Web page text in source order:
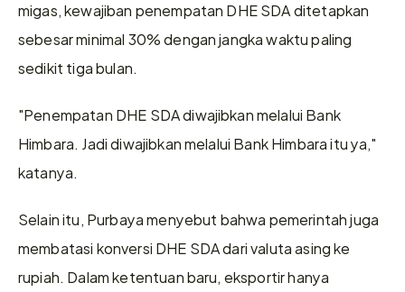
migas, kewajiban penempatan DHE SDA ditetapkan
sebesar minimal 30% dengan jangka waktu paling
sedikit tiga bulan.
"Penempatan DHE SDA diwajibkan melalui Bank
Himbara. Jadi diwajibkan melalui Bank Himbara itu ya,"
katanya.
Selain itu, Purbaya menyebut bahwa pemerintah juga
membatasi konversi DHE SDA dari valuta asing ke
rupiah. Dalam ketentuan baru, eksportir hanya